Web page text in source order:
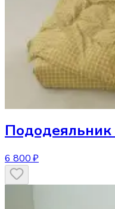
Пододеяльник
6 800 ₽